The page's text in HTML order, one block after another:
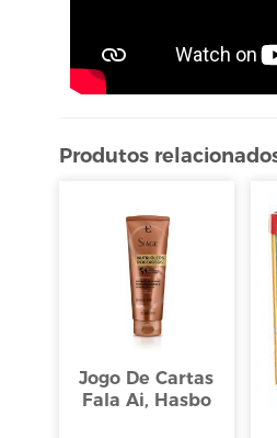
Produtos
Jogo De Cartas
Fala Ai, Hasbo